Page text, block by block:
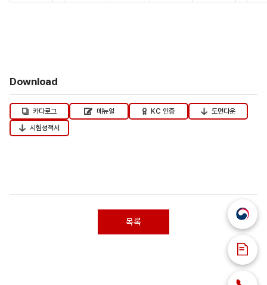
Download
카다로그 메뉴얼 KC 인증
도면다운
시험성적서
목록